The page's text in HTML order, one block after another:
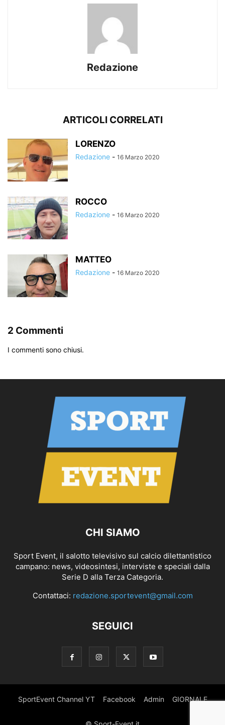
Redazione
ARTICOLI CORRELATI
LORENZO
Redazione - 16 Marzo 2020
ROCCO
Redazione - 16 Marzo 2020
MATTEO
Redazione - 16 Marzo 2020
2 Commenti
I commenti sono chiusi.
CHI SIAMO
Sport Event, il salotto televisivo sul calcio dilettantistico
campano: news, videosintesi, interviste e speciali dalla
Serie D alla Terza Categoria.
Contattaci: redazione.sportevent@gmail.com
SEGUICI
SportEvent Channel YT Facebook Admin GIORNALE